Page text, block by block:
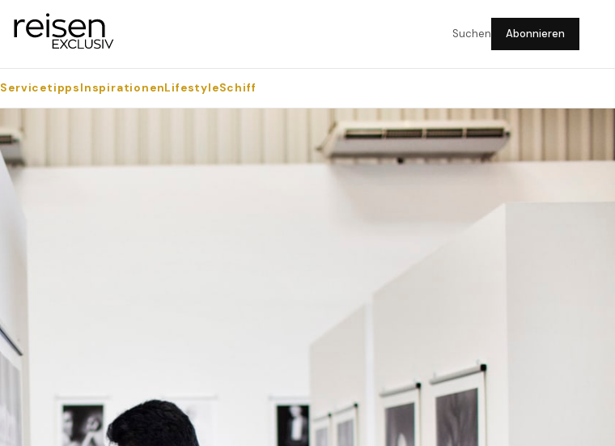
Suchen Abonnieren
ServicetippsInspirationenLifestyleSchiff